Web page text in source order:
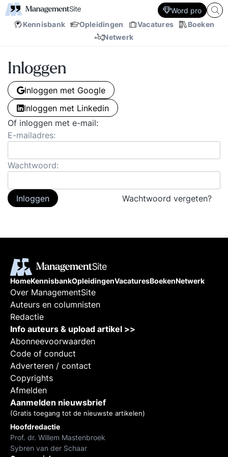
Kennisbank Opleidingen Vacatures
Boeken
Netwerk
Word pro
Inloggen
Inloggen met Google
Inloggen met Linkedin
Of inloggen met e-mail:
E-mailadres:
Wachtwoord:
Inloggen Wachtwoord vergeten?
HomeKennisbankOpleidingenVacaturesBoekenNetwerk
Over ManagementSite
Auteurs en columnisten
Redactie
Info auteurs & upload artikel >>
Abonneevoorwaarden
Code of conduct
Adverteren / contact
Copyrights
Afmelden
Aanmelden nieuwsbrief
(Gratis toegang tot de nieuwste artikelen)
Hoofdredactie
Prof. dr. Willem Mastenbroek
Sybren van der Schaar